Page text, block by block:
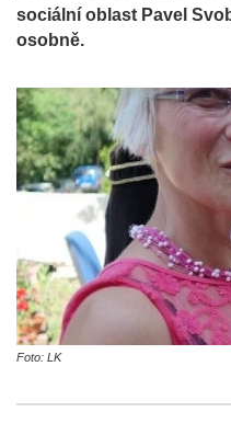
sociální oblast Pavel
osobně.
Foto: LK